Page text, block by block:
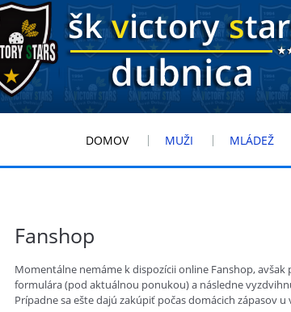
DOMOV MUŽI MLÁDEŽ
Fanshop
Momentálne nemáme k dispozícii online Fanshop,
formulára (pod aktuálnou ponukou) a následne
Prípadne sa ešte dajú zakúpiť počas domácich zápasov u